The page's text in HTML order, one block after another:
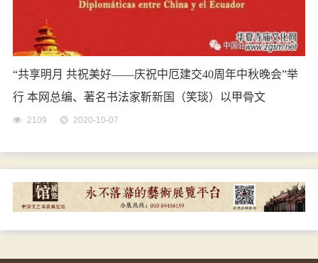
“共享明月 共祝美好——庆祝中厄建交40周年中秋晚会”举
行 本网总编、著名书法家靳新国（笑琰）以甲骨文
2109 2020-10-07